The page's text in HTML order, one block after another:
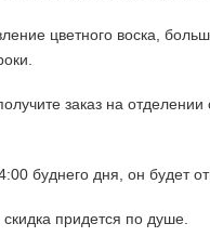
цветного воска,
заказ на
буднего дня, он будет
придется по душе.